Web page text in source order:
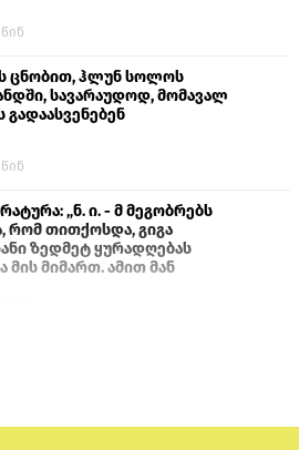
ცნობით, ჰლუნ სოლოს
სავარაუდოდ, მომავალ
გადაასვენებენ
„ნ. ი. - მ მეგობრებს
რომ თითქოსდა, გიგა
ზედმეტ ყურადღებას
მის მიმართ. ამით მან